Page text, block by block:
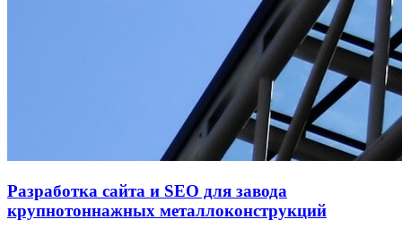
Разработка сайта и SEO для завода
крупнотоннажных металлоконструкций